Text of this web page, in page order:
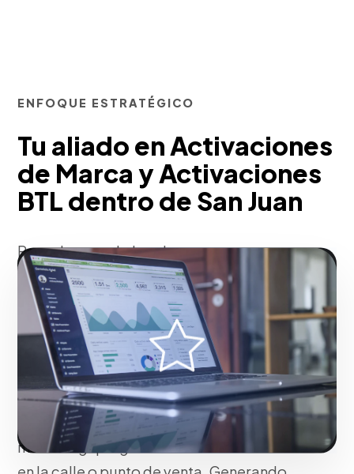
ENFOQUE ESTRATÉGICO
Tu aliado en Activaciones
de Marca y Activaciones
BTL dentro de San Juan
Para el mercado local, creamos
experiencias inmersivas Below The Line
(BTL) interrumpiendo la monotonía
urbana del consumidor objetivo.
Incorporamos escenografías
temporales, mecánicas de realidad
aumentada, muestreos de producto
(Sampling) y tácticas de guerrilla
marketing que generan alta recordación